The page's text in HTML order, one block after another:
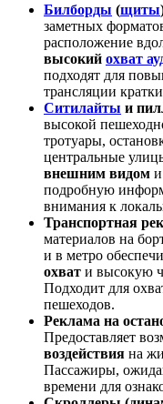
Билборды (щиты
заметных
расположение
высокий охват
подходят для
трансляции
Ситилайты и
высокой
тротуары,
центральные
внешним видом
подробную
внимания к
Транспортная
материалов на
и в метро
охват и высокую
Подходит для
пешеходов.
Реклама на
Предоставляет
воздействия на
Пассажиры,
времени для